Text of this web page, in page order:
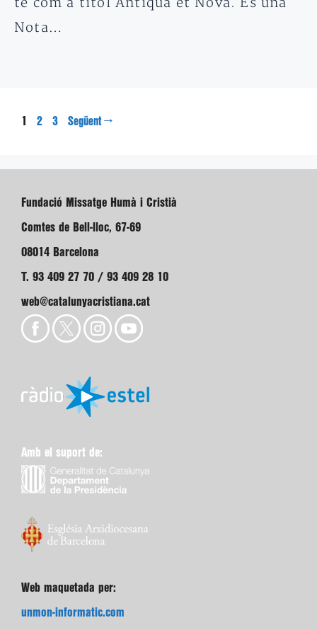
té com a títol Antiqua et Nova. És una
Nota…
Pàgina
1 Pàgina
2 Pàgina
3 Següent →
Fundació Missatge Humà i Cristià
Comtes de Bell-lloc, 67-69
08014 Barcelona
T. 93 409 27 70 / 93 409 28 10
web@catalunyacristiana.cat
Amb el suport de:
Web maquetada per:
unmon-informatic.com